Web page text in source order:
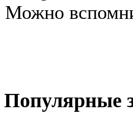
Можно
Популярные